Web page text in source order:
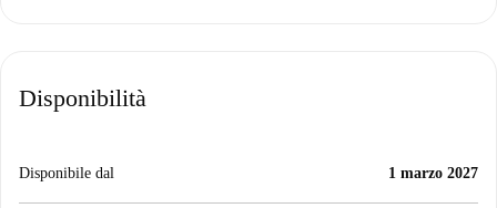
Disponibilità
Disponibile dal 1 marzo 2027